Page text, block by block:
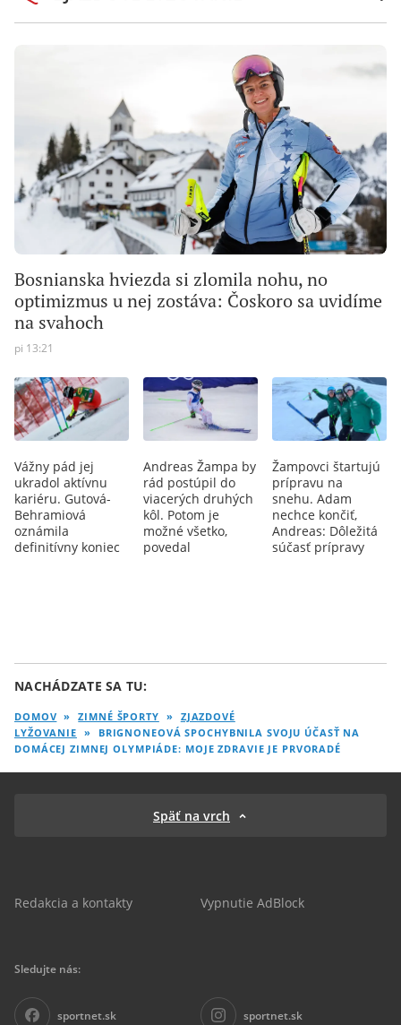
Bosnianska hviezda si zlomila nohu, no
optimizmus u nej zostáva: Čoskoro sa uvidíme
na svahoch
pi 13:21
Vážny pád jej
ukradol aktívnu
kariéru. Gutová-
Behramiová
oznámila
definitívny koniec
Andreas Žampa by
rád postúpil do
viacerých druhých
kôl. Potom je
možné všetko,
povedal
Žampovci štartujú
prípravu na
snehu. Adam
nechce končiť,
Andreas: Dôležitá
súčasť prípravy
NACHÁDZATE SA TU:
DOMOV » ZIMNÉ ŠPORTY » ZJAZDOVÉ
LYŽOVANIE »
BRIGNONEOVÁ SPOCHYBNILA SVOJU ÚČASŤ NA
DOMÁCEJ ZIMNEJ OLYMPIÁDE: MOJE ZDRAVIE JE PRVORADÉ
Späť na vrch
Redakcia a kontakty Vypnutie AdBlock
Sledujte nás:
sportnet.sk sportnet.sk